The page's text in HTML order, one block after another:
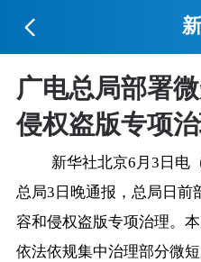
广电总局部署
侵权盗版专项
新华社北京6月3日电
总局3日晚通报，总局日前
容和侵权盗版专项治理。
依法依规集中治理部分微